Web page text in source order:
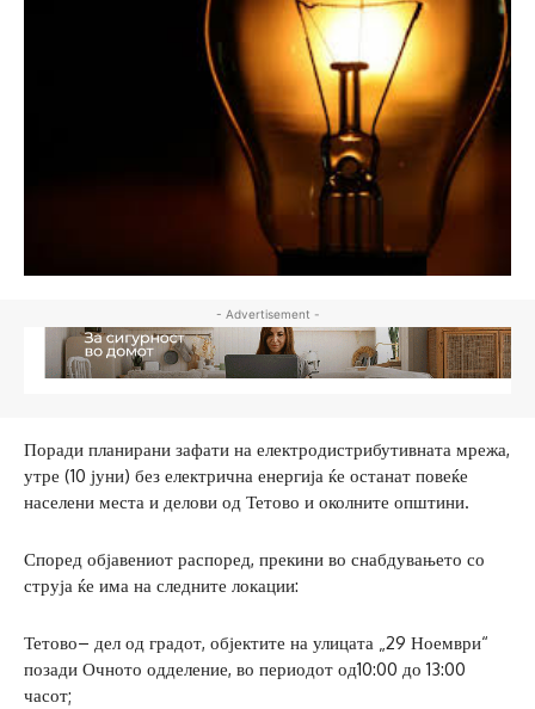
- Advertisement -
Поради планирани зафати на електродистрибутивната мрежа,
утре (10 јуни) без електрична енергија ќе останат повеќе
населени места и делови од Тетово и околните општини.
Според објавениот распоред, прекини во снабдувањето со
струја ќе има на следните локации:
Тетово– дел од градот, објектите на улицата „29 Ноември“
позади Очното одделение, во периодот од10:00 до 13:00
часот;